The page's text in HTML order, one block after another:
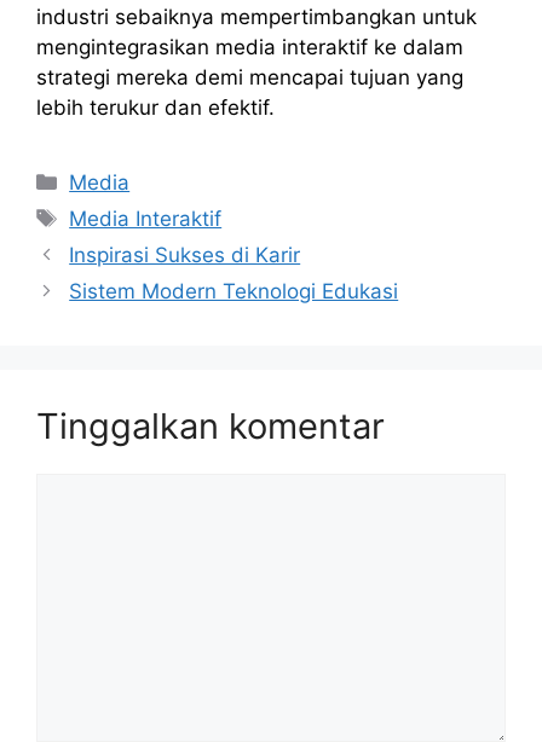
industri sebaiknya mempertimbangkan untuk
mengintegrasikan media interaktif ke dalam
strategi mereka demi mencapai tujuan yang
lebih terukur dan efektif.
Kategori
Media
Tag
Media Interaktif
Inspirasi Sukses di Karir
Sistem Modern Teknologi Edukasi
Tinggalkan komentar